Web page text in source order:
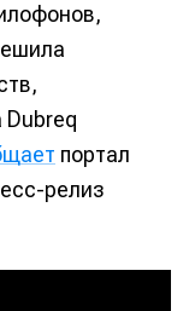
Dubreq
портал
релиз